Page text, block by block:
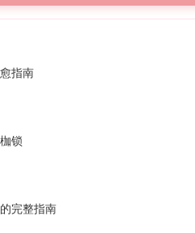
指南
锁
完整指南